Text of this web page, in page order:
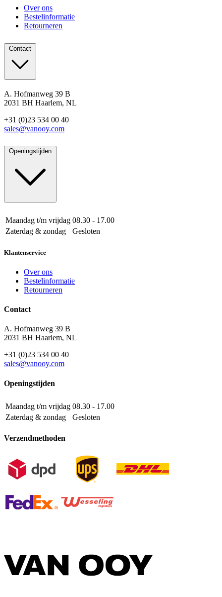
Over ons
Bestelinformatie
Retourneren
Contact
A. Hofmanweg 39 B
2031 BH Haarlem, NL
+31 (0)23 534 00 40
sales@vanooy.com
Openingstijden
Maandag t/m vrijdag 08.30 - 17.00
Zaterdag & zondag
Gesloten
Klantenservice
Over ons
Bestelinformatie
Retourneren
Contact
A. Hofmanweg 39 B
2031 BH Haarlem, NL
+31 (0)23 534 00 40
sales@vanooy.com
Openingstijden
Maandag t/m vrijdag 08.30 - 17.00
Zaterdag & zondag
Gesloten
Verzendmethoden